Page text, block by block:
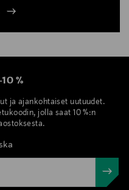
10 %
ja ajankohtaiset uutuudet.
jolla saat 10 %:n